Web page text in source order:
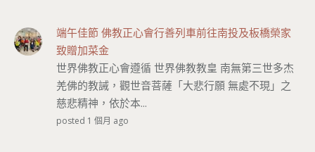
端午佳節 佛教正心會行善列車前往南投及板橋榮家
致贈加菜金
世界佛教正心會遵循 世界佛教教皇 南無第三世多杰
羌佛的教誡，觀世音菩薩「大悲行願 無處不現」之
慈悲精神，依於本...
posted 1 個月 ago